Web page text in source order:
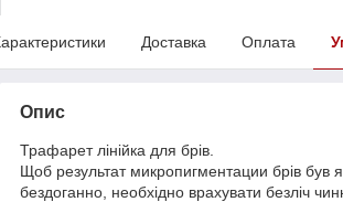
Доставка Оплата
Опис
Трафарет лінійка для брів.
Щоб результат микропигментации брів був
бездоганно, необхідно врахувати безліч